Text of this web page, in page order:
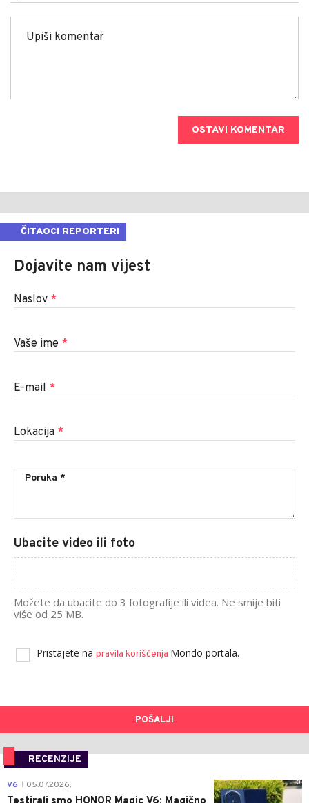
OSTAVI KOMENTAR
ČITAOCI REPORTERI
Dojavite nam vijest
Naslov *
Vaše ime *
E-mail *
Lokacija *
Ubacite video ili foto
Možete da ubacite do 3 fotografije ili videa. Ne smije biti
više od 25 MB.
Pristajete na pravila korišćenja Mondo portala.
POŠALJI
RECENZIJE
0
V6 05.07.2026.